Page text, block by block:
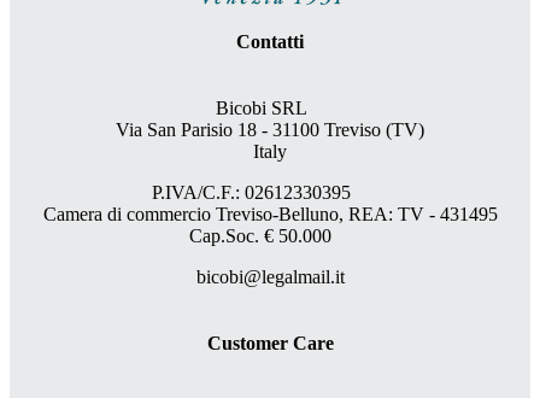
Contatti
Bicobi SRL
Via San Parisio 18 - 31100 Treviso (TV)
Italy
P.IVA/C.F.: 02612330395
Camera di commercio Treviso-Belluno, REA: TV - 431495
Cap.Soc. € 50.000
bicobi@legalmail.it
Customer Care